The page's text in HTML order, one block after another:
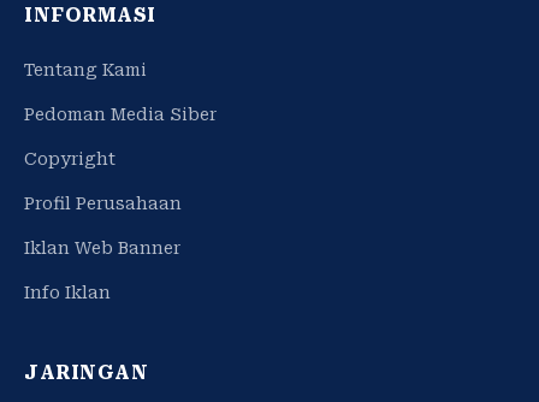
INFORMASI
Tentang Kami
Pedoman Media Siber
Copyright
Profil Perusahaan
Iklan Web Banner
Info Iklan
JARINGAN